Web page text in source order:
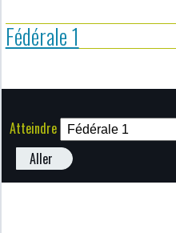
Fédérale 1
Atteindre
Aller